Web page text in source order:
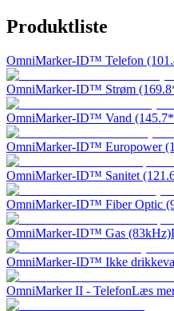
Produktliste
OmniMarker-ID™ Telefon
OmniMarker-ID™ Strøm
OmniMarker-ID™ Vand
OmniMarker-ID™ Europower
OmniMarker-ID™ Sanitet
OmniMarker-ID™ Fiber Optic
OmniMarker-ID™ Gas (83kHz)
OmniMarker-ID™ Ikke
OmniMarker II - TelefonLæs